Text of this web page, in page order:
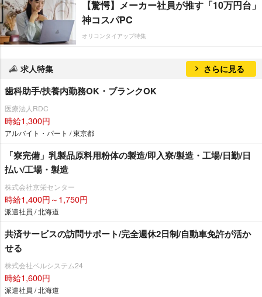
【驚愕】メーカー社員が推す「10万円台」
神コスパPC
オリコンタイアップ特集
求人特集 さらに見る
歯科助手/扶養内勤務OK・ブランクOK
医療法人RDC
時給1,300円
アルバイト・パート / 東京都
「寮完備」乳製品原料用粉体の製造/即入寮/製造・工場/日勤/日
払い/工場・製造
株式会社京栄センター
時給1,400円～1,750円
派遣社員 / 北海道
共済サービスの訪問サポート/完全週休2日制/自動車免許が活か
せる
株式会社ベルシステム24
時給1,600円
派遣社員 / 北海道